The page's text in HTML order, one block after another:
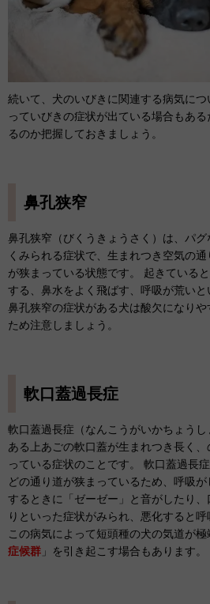
続いて、犬のいびきに関連する病気に
っていびきの症状が出ている場合もあ
るのか把握しておきましょう。
鼻孔狭窄
鼻孔狭窄（びくうきょうさく）は、パグ
くみられる症状で、生まれつき空気の通
が狭まっている状態です。 起きている
する、鼻水をよく飛ばす、呼吸が荒いと
鼻孔狭窄の症状がある犬は酸欠になりや
ため注意しましょう。
軟口蓋過長症
軟口蓋過長症（なんこうがいかちょう
ある上あごの軟口蓋が生まれつき長く
っている症状のことです。 軟口蓋過長
どの通り道が狭まっているため、呼吸
するときに「ゼーゼー」と音がしたり
りといった症状がみられ、悪化すると呼
この病気によって短頭種の犬の気道が極
症候群 」を引き起こす場合もあります